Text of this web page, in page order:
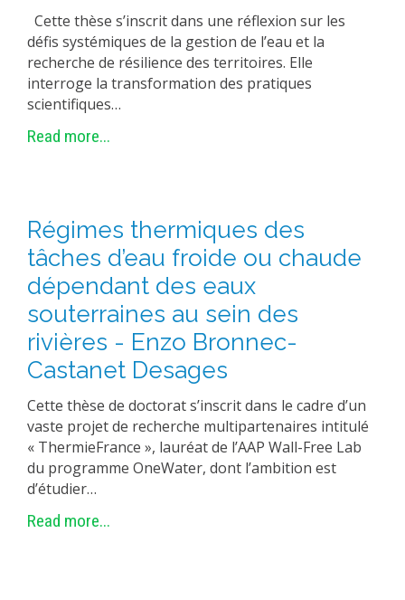
Cette thèse s’inscrit dans une réflexion sur les
défis systémiques de la gestion de l’eau et la
recherche de résilience des territoires. Elle
interroge la transformation des pratiques
scientifiques…
Read more...
Régimes thermiques des
tâches d’eau froide ou chaude
dépendant des eaux
souterraines au sein des
rivières - Enzo Bronnec-
Castanet Desages
Cette thèse de doctorat s’inscrit dans le cadre d’un
vaste projet de recherche multipartenaires intitulé
« ThermieFrance », lauréat de l’AAP Wall-Free Lab
du programme OneWater, dont l’ambition est
d’étudier…
Read more...